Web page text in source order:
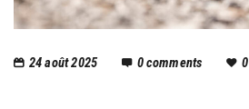
24 août 2025 0comments 0